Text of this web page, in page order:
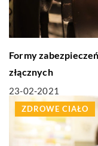
Formy
złącznych
23-02-2021
ZDROWE CIAŁO